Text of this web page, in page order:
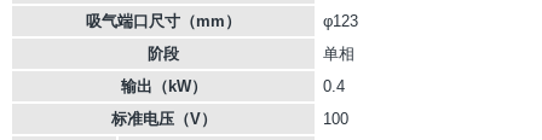
吸气端口尺寸（mm）
φ123
阶段
单相
输出（kW）
0.4
标准电压（V）
100